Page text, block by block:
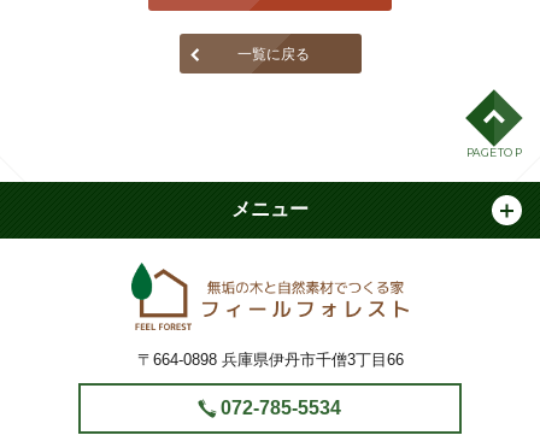
一覧に戻る
メニュー
〒664-0898 兵庫県伊丹市千僧3丁目66
072-785-5534
PAGE TOP